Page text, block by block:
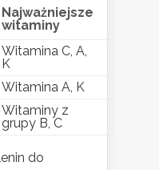
Najważniejsze
witaminy
Witamina C, A,
K
Witamina A, K
Witaminy z
grupy B, C
do